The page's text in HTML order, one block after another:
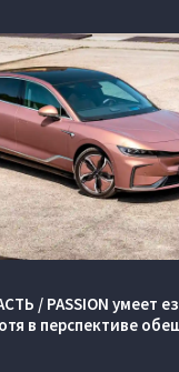
/ PASSION умеет
в перспективе